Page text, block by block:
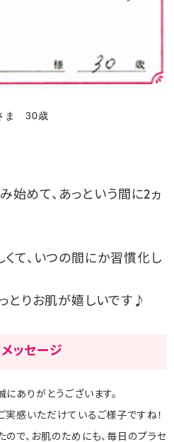
ま 30歳
始めて、あっという間に2ヵ
て、いつの間にか習慣化し
とりお肌が嬉しいです♪
ッセージ
ありがとうございます。
実感いただけているご様子ですね！
ので、お肌のためにも、毎日のプラセ